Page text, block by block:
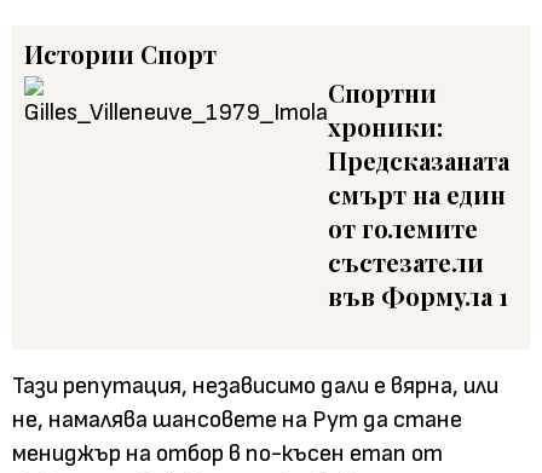
Истории Спорт
Спортни
хроники:
Предсказаната
смърт на един
от големите
състезатели
във Формула 1
Тази репутация, независимо дали е вярна, или
не, намалява шансовете на Рут да стане
мениджър на отбор в по-късен етап от